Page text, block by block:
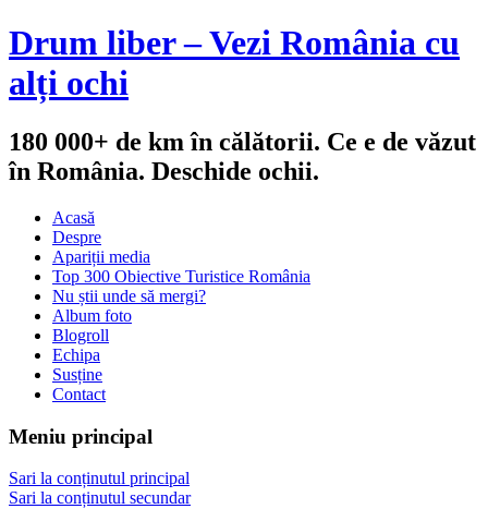
Drum liber – Vezi România cu
alți ochi
180 000+ de km în călătorii. Ce e de văzut
în România. Deschide ochii.
Acasă
Despre
Apariții media
Top 300 Obiective Turistice România
Nu știi unde să mergi?
Album foto
Blogroll
Echipa
Susține
Contact
Meniu principal
Sari la conținutul principal
Sari la conținutul secundar